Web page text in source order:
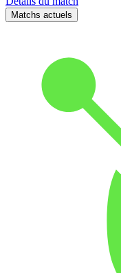
Matchs actuels